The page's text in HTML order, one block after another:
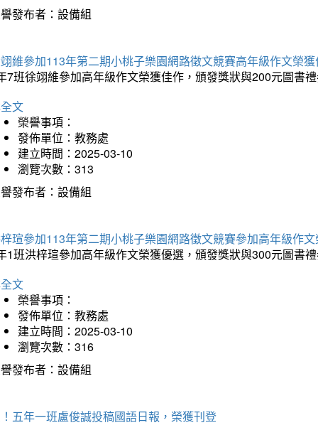
發布者：設備組
維參加113年第二期小桃子樂園網路徵文競賽高年級作文榮
7班徐翊維參加高年級作文榮獲佳作，頒發獎狀與200元圖書
文
榮譽事項：
發佈單位：教務處
建立時間：2025-03-10
瀏覽次數：313
發布者：設備組
瑄參加113年第二期小桃子樂園網路徵文競賽參加高年級作
1班洪梓瑄參加高年級作文榮獲優選，頒發獎狀與300元圖書
文
榮譽事項：
發佈單位：教務處
建立時間：2025-03-10
瀏覽次數：316
發布者：設備組
五年一班盧俊誠投稿國語日報，榮獲刊登